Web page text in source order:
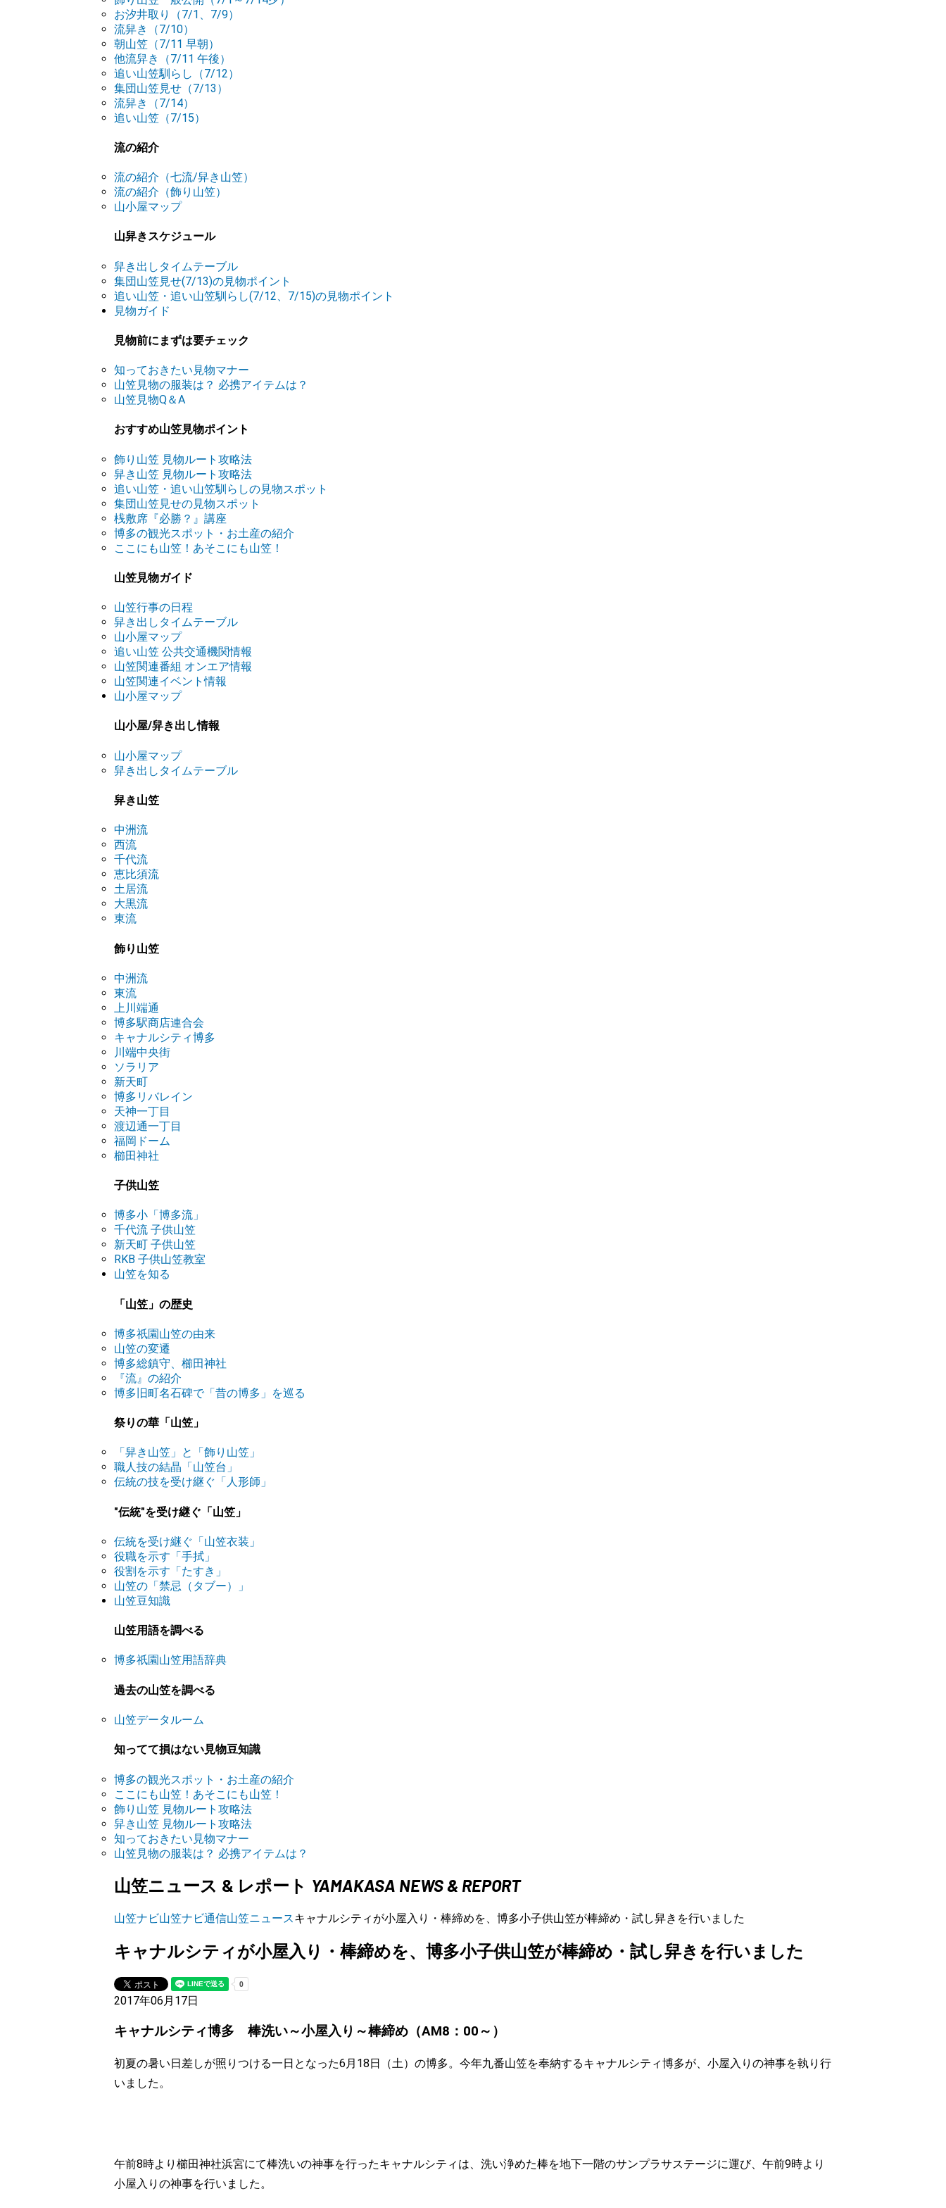
お汐井取り（7/1、7/9）
流舁き（7/10）
朝山笠（7/11 早朝）
他流舁き（7/11 午後）
追い山笠馴らし（7/12）
集団山笠見せ（7/13）
流舁き（7/14）
追い山笠（7/15）
流の紹介
流の紹介（七流/舁き山笠）
流の紹介（飾り山笠）
山小屋マップ
山舁きスケジュール
舁き出しタイムテーブル
集団山笠見せ(7/13)の見物ポイント
追い山笠・追い山笠馴らし(7/12、7/15)の見物ポイント
見物ガイド
見物前にまずは要チェック
知っておきたい見物マナー
山笠見物の服装は？ 必携アイテムは？
山笠見物Q＆A
おすすめ山笠見物ポイント
飾り山笠 見物ルート攻略法
舁き山笠 見物ルート攻略法
追い山笠・追い山笠馴らしの見物スポット
集団山笠見せの見物スポット
桟敷席『必勝？』講座
博多の観光スポット・お土産の紹介
ここにも山笠！あそこにも山笠！
山笠見物ガイド
山笠行事の日程
舁き出しタイムテーブル
山小屋マップ
追い山笠 公共交通機関情報
山笠関連番組 オンエア情報
山笠関連イベント情報
山小屋マップ
山小屋/舁き出し情報
山小屋マップ
舁き出しタイムテーブル
舁き山笠
中洲流
西流
千代流
恵比須流
土居流
大黒流
東流
飾り山笠
中洲流
東流
上川端通
博多駅商店連合会
キャナルシティ博多
川端中央街
ソラリア
新天町
博多リバレイン
天神一丁目
渡辺通一丁目
福岡ドーム
櫛田神社
子供山笠
博多小「博多流」
千代流 子供山笠
新天町 子供山笠
RKB 子供山笠教室
山笠を知る
「山笠」の歴史
博多祇園山笠の由来
山笠の変遷
博多総鎮守、櫛田神社
『流』の紹介
博多旧町名石碑で「昔の博多」を巡る
祭りの華「山笠」
「舁き山笠」と「飾り山笠」
職人技の結晶「山笠台」
伝統の技を受け継ぐ「人形師」
"伝統"を受け継ぐ「山笠」
伝統を受け継ぐ「山笠衣装」
役職を示す「手拭」
役割を示す「たすき」
山笠の「禁忌（タブー）」
山笠豆知識
山笠用語を調べる
博多祇園山笠用語辞典
過去の山笠を調べる
山笠データルーム
知ってて損はない見物豆知識
博多の観光スポット・お土産の紹介
ここにも山笠！あそこにも山笠！
飾り山笠 見物ルート攻略法
舁き山笠 見物ルート攻略法
知っておきたい見物マナー
山笠見物の服装は？ 必携アイテムは？
山笠ニュース & レポート YAMAKASA NEWS & REPORT
山笠ナビ山笠ナビ通信山笠ニュースキャナルシティが小屋入り・棒締めを、博多小子供山笠が棒締め・試し舁きを行いました
キャナルシティが小屋入り・棒締めを、博多小子供山笠が棒締め・試し舁きを行いました
2017年06月17日
キャナルシティ博多 棒洗い～小屋入り～棒締め（AM8：00～）
初夏の暑い日差しが照りつける一日となった6月18日（土）の博多。今年九番山笠を奉納するキャナルシティ博多が、小屋入りの神事を執り行
いました。
午前8時より櫛田神社浜宮にて棒洗いの神事を行ったキャナルシティは、洗い浄めた棒を地下一階のサンプラサステージに運び、午前9時より
小屋入りの神事を行いました。